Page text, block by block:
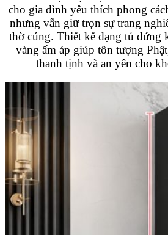
cho gia đình yêu thích phong
nhưng vẫn giữ trọn sự trang
thờ cúng. Thiết kế dạng tủ đứng
vàng ấm áp giúp tôn tượng
thanh tịnh và an yên cho